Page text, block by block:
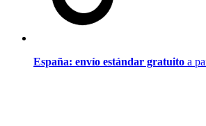
España: envío estándar gratuito a